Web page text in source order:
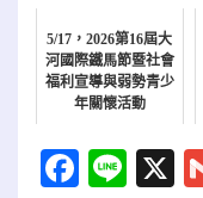
5/17，2026第16屆大
河國際鐵馬節暨社會
福利宣導與弱勢青少
年關懷活動
LineX